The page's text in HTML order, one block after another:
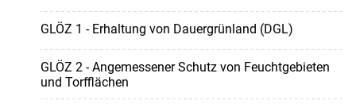
GLÖZ 1 - Erhaltung von Dauergrünland (DGL)
GLÖZ 2 - Angemessener Schutz von Feuchtgebieten
und Torfflächen